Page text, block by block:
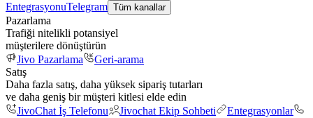
EntegrasyonuTelegram Tüm kanallar
Pazarlama
Trafiği nitelikli potansiyel
müşterilere dönüştürün
Jivo Pazarlama
Geri-arama
Satış
Daha fazla satış, daha yüksek sipariş tutarları
ve daha geniş bir müşteri kitlesi elde edin
JivoChat İş Telefonu
Jivochat Ekip Sohbeti
Entegrasyonlar